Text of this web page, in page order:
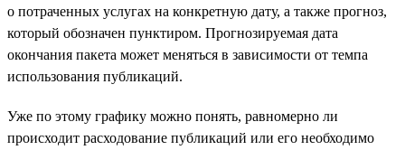
о потраченных услугах на конкретную дату, а также прогноз,
который обозначен пунктиром. Прогнозируемая дата
окончания пакета может меняться в зависимости от темпа
использования публикаций.
Уже по этому графику можно понять, равномерно ли
происходит расходование публикаций или его необходимо